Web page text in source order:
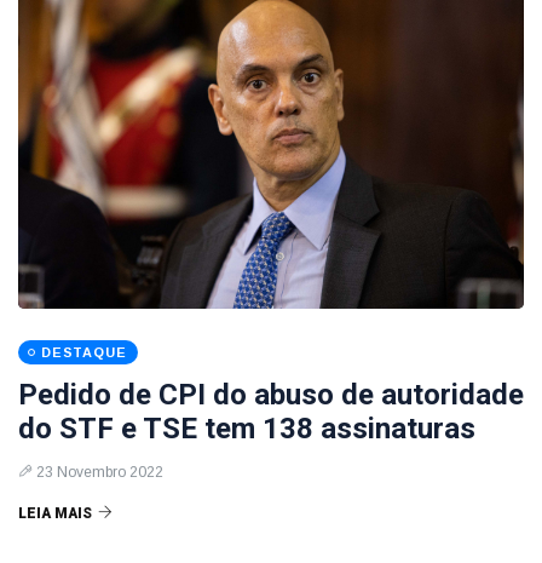
DESTAQUE
Pedido de CPI do abuso de autoridade
do STF e TSE tem 138 assinaturas
23 Novembro 2022
LEIA MAIS